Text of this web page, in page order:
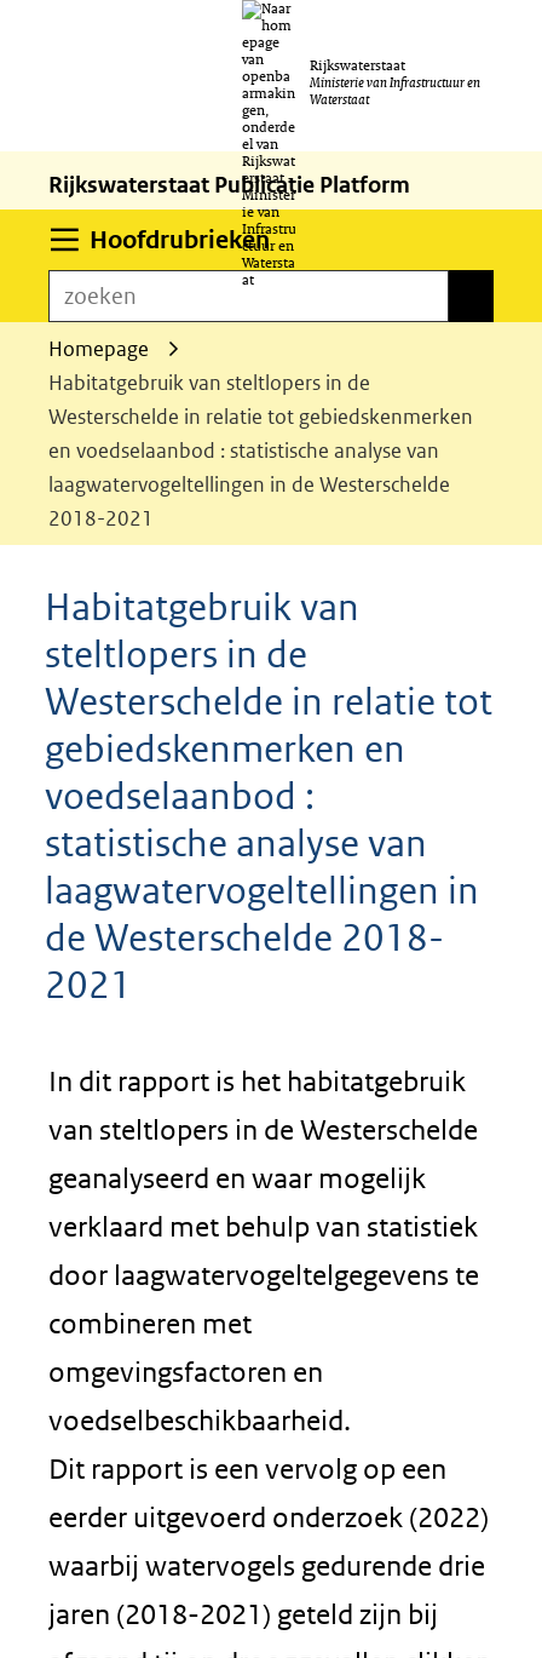
naar
de
inhoud
Rijkswaterstaat
Ministerie van Infrastructuur en
Waterstaat
Rijkswaterstaat Publicatie Platform
HoofdrubriekenUitklappen
zoeken
Homepage
Habitatgebruik van steltlopers in de
Westerschelde in relatie tot gebiedskenmerken
en voedselaanbod : statistische analyse van
laagwatervogeltellingen in de Westerschelde
2018-2021
Habitatgebruik van
steltlopers in de
Westerschelde in relatie tot
gebiedskenmerken en
voedselaanbod :
statistische analyse van
laagwatervogeltellingen in
de Westerschelde 2018-
2021
In dit rapport is het habitatgebruik
van steltlopers in de Westerschelde
geanalyseerd en waar mogelijk
verklaard met behulp van statistiek
door laagwatervogeltelgegevens te
combineren met
omgevingsfactoren en
voedselbeschikbaarheid.
Dit rapport is een vervolg op een
eerder uitgevoerd onderzoek (2022)
waarbij watervogels gedurende drie
jaren (2018-2021) geteld zijn bij